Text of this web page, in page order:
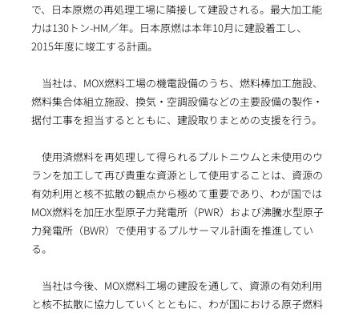
で、日本原燃の再処理工場に隣接して建設される。最大加工能
力は130トン-HM／年。日本原燃は本年10月に建設着工し、
2015年度に竣工する計画。
当社は、MOX燃料工場の機電設備のうち、燃料棒加工施設、
燃料集合体組立施設、換気・空調設備などの主要設備の製作・
据付工事を担当するとともに、建設取りまとめの支援を行う。
使用済燃料を再処理して得られるプルトニウムと未使用のウ
ランを加工して再び貴重な資源として使用することは、資源の
有効利用と核不拡散の観点から極めて重要であり、わが国では
MOX燃料を加圧水型原子力発電所（PWR）および沸騰水型原子
力発電所（BWR）で使用するプルサーマル計画を推進してい
る。
当社は今後、MOX燃料工場の建設を通して、資源の有効利用
と核不拡散に協力していくとともに、わが国における原子燃料